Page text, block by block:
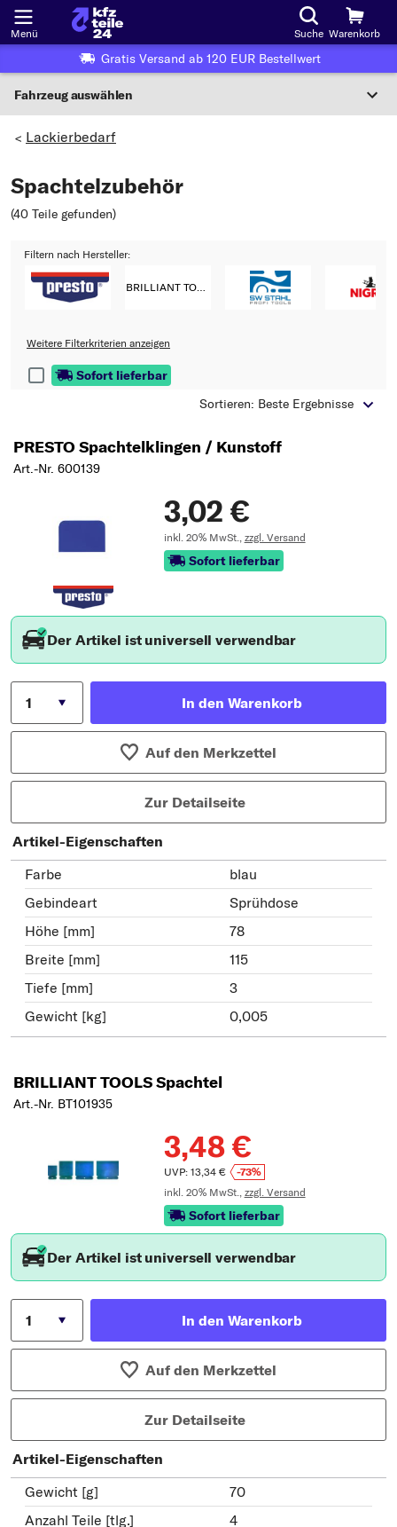
Menü Suche Warenkorb
Gratis Versand ab 120 EUR Bestellwert
Fahrzeug auswählen
Wo finde ich die?
Oder Fahrzeugauswahl nach Kriterien:
Modell wählen
> Lackierbedarf
Spachtelzubehör
(40 Teile gefunden)
Filtern nach Hersteller:
BRILLIANT TOOLS
Weitere Filterkriterien anzeigen
Sofort lieferbar
Sortieren: Beste Ergebnisse
PRESTO Spachtelklingen / Kunstoff
Art.-Nr. 600139
3,02 €
inkl. 20% MwSt., zzgl. Versand
Sofort lieferbar
Der Artikel ist universell verwendbar
In den Warenkorb
Auf den Merkzettel
Zur Detailseite
Artikel-Eigenschaften
Farbe
blau
Gebindeart
Sprühdose
Höhe [mm]
78
Breite [mm]
115
Tiefe [mm]
3
Gewicht [kg]
0,005
BRILLIANT TOOLS Spachtel
Art.-Nr. BT101935
3,48 €
UVP: 13,34 €
-73%
inkl. 20% MwSt., zzgl. Versand
Sofort lieferbar
Der Artikel ist universell verwendbar
In den Warenkorb
Auf den Merkzettel
Zur Detailseite
Artikel-Eigenschaften
Gewicht [g]
70
Anzahl Teile [tlg.]
4